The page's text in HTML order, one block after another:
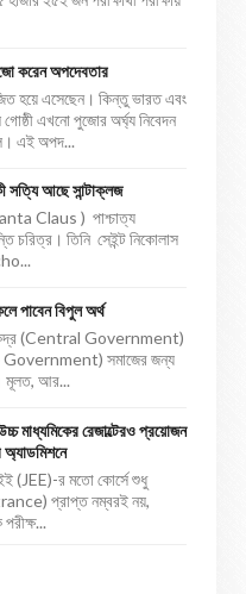
করেন অপদেবতার
হয়ে এসেছেন। কিন্তু ভারত এবং
গোষ্ঠী এখনো পুজোর অর্ঘ্য নিবেদন
এই অপদ...
সত্যি আছে সান্টাক্লজ
Claus ) পাশ্চাত্য
চরিত্র। তিনি সেইন্ট নিকোলাস
পাবেন বিপুল অর্থ
কেন্দ্র (Central Government)
Government) সমাজের জন্য
মূলত, আর...
মাধ্যমিকের রেজাল্টেরও প্রয়োজন
অ্যাডমিশনে
(JEE)-র মতো কোর্সে শুধু
প্রাপ্ত নম্বরই নয়,